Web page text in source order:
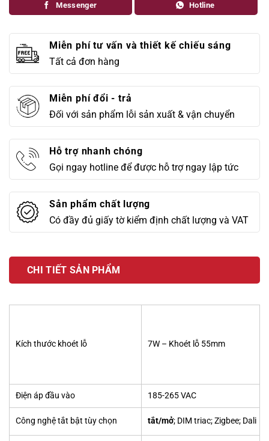
Messenger Hotline
Miễn phí tư vấn và thiết kế chiếu sáng
Tất cả đơn hàng
Miễn phí đổi - trả
Đối với sản phẩm lỗi sản xuất & vận chuyển
Hỗ trợ nhanh chóng
Gọi ngay hotline để được hỗ trợ ngay lập tức
Sản phẩm chất lượng
Có đầy đủ giấy tờ kiểm định chất lượng và VAT
CHI TIẾT SẢN PHẨM
Kích thước khoét lỗ 7W – Khoét lỗ 55mm
Điện áp đầu vào 185-265 VAC
Công nghệ tắt bật tùy chọn tắt/mở; DIM triac; Zigbee; Dali